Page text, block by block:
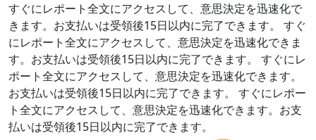
すぐにレポート全文にアクセスして、意思決定を迅速化で
きます。お支払いは受領後15日以内に完了できます。
すぐ
にレポート全文にアクセスして、意思決定を迅速化できま
す。お支払いは受領後15日以内に完了できます。
すぐにレ
ポート全文にアクセスして、意思決定を迅速化できます。
お支払いは受領後15日以内に完了できます。
すぐにレポー
ト全文にアクセスして、意思決定を迅速化できます。お支
払いは受領後15日以内に完了できます。